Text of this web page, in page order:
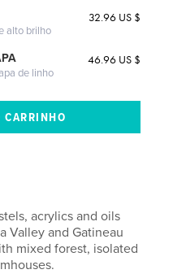
alto brilho
32.96 US $
de linho
46.96 US $
acrylics and oils
Valley and Gatineau
mixed forest, isolated